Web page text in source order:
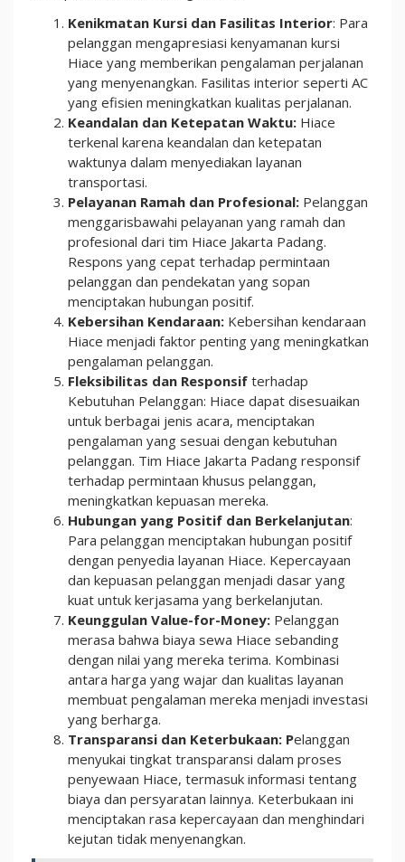
Kenikmatan Kursi dan Fasilitas Interior: Para
pelanggan mengapresiasi kenyamanan kursi
Hiace yang memberikan pengalaman perjalanan
yang menyenangkan. Fasilitas interior seperti AC
yang efisien meningkatkan kualitas perjalanan.
Keandalan dan Ketepatan Waktu: Hiace
terkenal karena keandalan dan ketepatan
waktunya dalam menyediakan layanan
transportasi.
Pelayanan Ramah dan Profesional: Pelanggan
menggarisbawahi pelayanan yang ramah dan
profesional dari tim Hiace Jakarta Padang.
Respons yang cepat terhadap permintaan
pelanggan dan pendekatan yang sopan
menciptakan hubungan positif.
Kebersihan Kendaraan: Kebersihan kendaraan
Hiace menjadi faktor penting yang meningkatkan
pengalaman pelanggan.
Fleksibilitas dan Responsif terhadap
Kebutuhan Pelanggan: Hiace dapat disesuaikan
untuk berbagai jenis acara, menciptakan
pengalaman yang sesuai dengan kebutuhan
pelanggan. Tim Hiace Jakarta Padang responsif
terhadap permintaan khusus pelanggan,
meningkatkan kepuasan mereka.
Hubungan yang Positif dan Berkelanjutan:
Para pelanggan menciptakan hubungan positif
dengan penyedia layanan Hiace. Kepercayaan
dan kepuasan pelanggan menjadi dasar yang
kuat untuk kerjasama yang berkelanjutan.
Keunggulan Value-for-Money: Pelanggan
merasa bahwa biaya sewa Hiace sebanding
dengan nilai yang mereka terima. Kombinasi
antara harga yang wajar dan kualitas layanan
membuat pengalaman mereka menjadi investasi
yang berharga.
Transparansi dan Keterbukaan: Pelanggan
menyukai tingkat transparansi dalam proses
penyewaan Hiace, termasuk informasi tentang
biaya dan persyaratan lainnya. Keterbukaan ini
menciptakan rasa kepercayaan dan menghindari
kejutan tidak menyenangkan.